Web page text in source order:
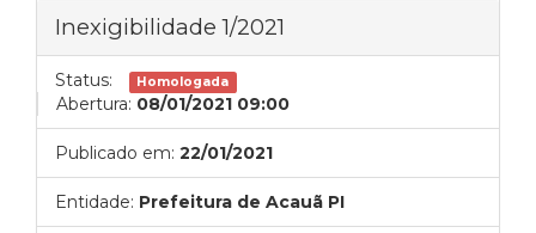
Inexigibilidade 1/2021
Status: Homologada
Abertura: 08/01/2021 09:00
Publicado em: 22/01/2021
Entidade: Prefeitura de Acauã PI